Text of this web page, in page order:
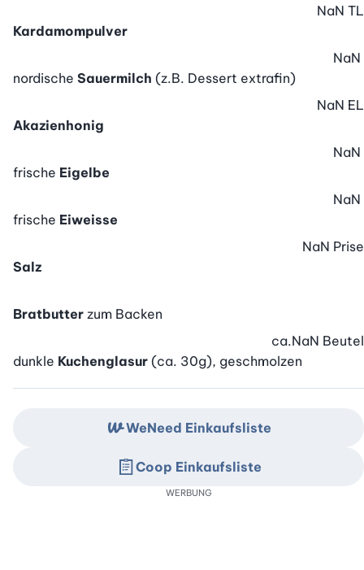
Kardamompulver
NaN TL
nordische Sauermilch (z.B. Dessert extrafin)
NaN
Akazienhonig
NaN EL
frische Eigelbe
NaN
frische Eiweisse
NaN
Salz
NaN Prise
Bratbutter zum Backen
dunkle Kuchenglasur (ca. 30g), geschmolzen
ca.NaN Beutel
WeNeed Einkaufsliste
Coop Einkaufsliste
WERBUNG